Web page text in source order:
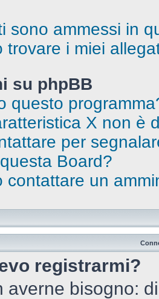
sono ammessi in
trovare i miei
su phpBB
questo
X non è
per
Board?
contattare un
registrarmi?
averne bisogno: